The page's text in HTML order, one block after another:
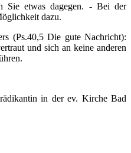
Sie etwas dagegen. - Bei der
dazu.
(Ps.40,5 Die gute Nachricht):
und sich an keine anderen
in der ev. Kirche Bad